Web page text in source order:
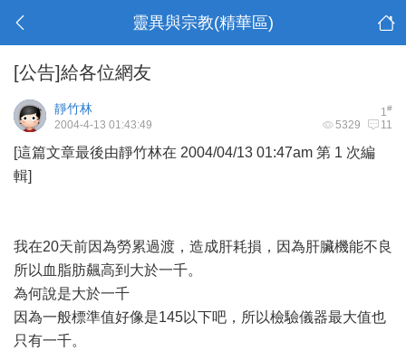
靈異與宗教(精華區)
[公告]給各位網友
1#
靜竹林
5329 11
2004-4-13 01:43:49
[這篇文章最後由靜竹林在 2004/04/13 01:47am 第 1 次編
輯]
我在20天前因為勞累過渡，造成肝耗損，因為肝臟機能不良
所以血脂肪飆高到大於一千。
為何說是大於一千
因為一般標準值好像是145以下吧，所以檢驗儀器最大值也
只有一千。